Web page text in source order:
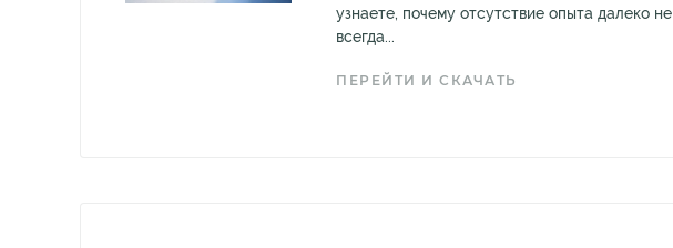
узнаете, почему отсутствие опыта далеко не
всегда...
ПЕРЕЙТИ И СКАЧАТЬ